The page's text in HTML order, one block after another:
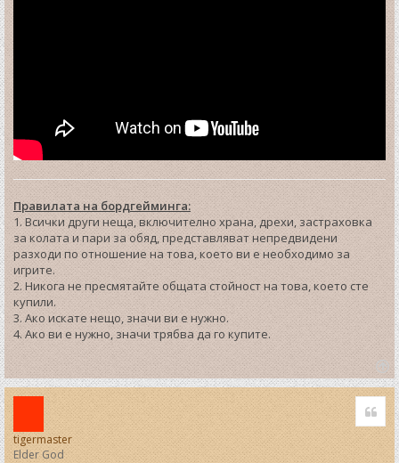
Правилата на бордгейминга:
1. Всички други неща, включително храна, дрехи, застраховка
за колата и пари за обяд, представляват непредвидени
разходи по отношение на това, което ви е необходимо за
игрите.
2. Никога не пресмятайте общата стойност на това, което сте
купили.
3. Ако искате нещо, значи ви е нужно.
4. Ако ви е нужно, значи трябва да го купите.
T
o
p
tigermaster
Elder God